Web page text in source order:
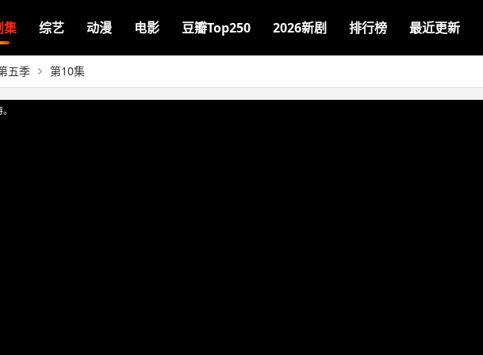
集 综艺 动漫 电影 豆瓣Top250 2026新剧 排行榜 最近更新
五季 第10集
。